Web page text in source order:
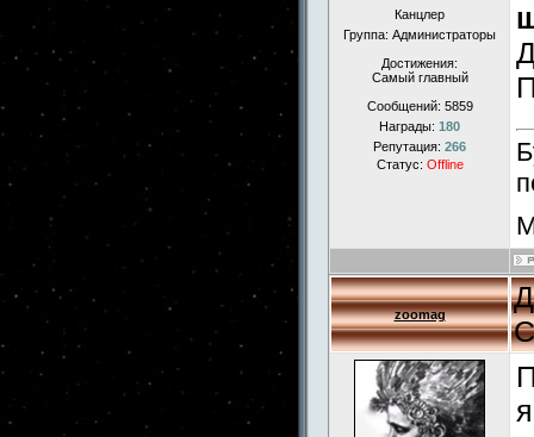
Канцлер
Группа: Администраторы
Достижения:
Самый главный
Сообщений: 5859
Награды: 180
Репутация: 266
Статус: Offline
zoomag